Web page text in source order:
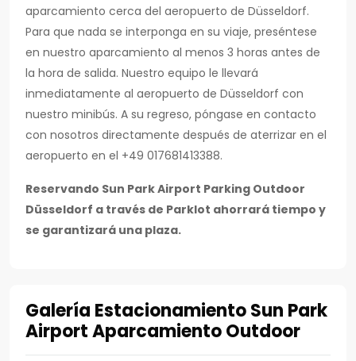
aparcamiento cerca del aeropuerto de Düsseldorf.
Para que nada se interponga en su viaje, preséntese
en nuestro aparcamiento al menos 3 horas antes de
la hora de salida. Nuestro equipo le llevará
inmediatamente al aeropuerto de Düsseldorf con
nuestro minibús. A su regreso, póngase en contacto
con nosotros directamente después de aterrizar en el
aeropuerto en el +49 017681413388.
Reservando Sun Park Airport Parking Outdoor
Düsseldorf a través de Parklot ahorrará tiempo y
se garantizará una plaza.
Galería Estacionamiento Sun Park
Airport Aparcamiento Outdoor